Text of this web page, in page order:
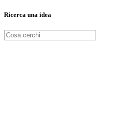
Ricerca una idea